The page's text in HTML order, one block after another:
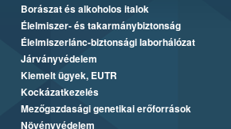
Borászat és alkoholos italok
Élelmiszer- és takarmánybiztonság
Élelmiszerlánc-biztonsági laborhálózat
Járványvédelem
Kiemelt ügyek, EUTR
Kockázatkezelés
Mezőgazdasági genetikai erőforrások
Növényvédelem